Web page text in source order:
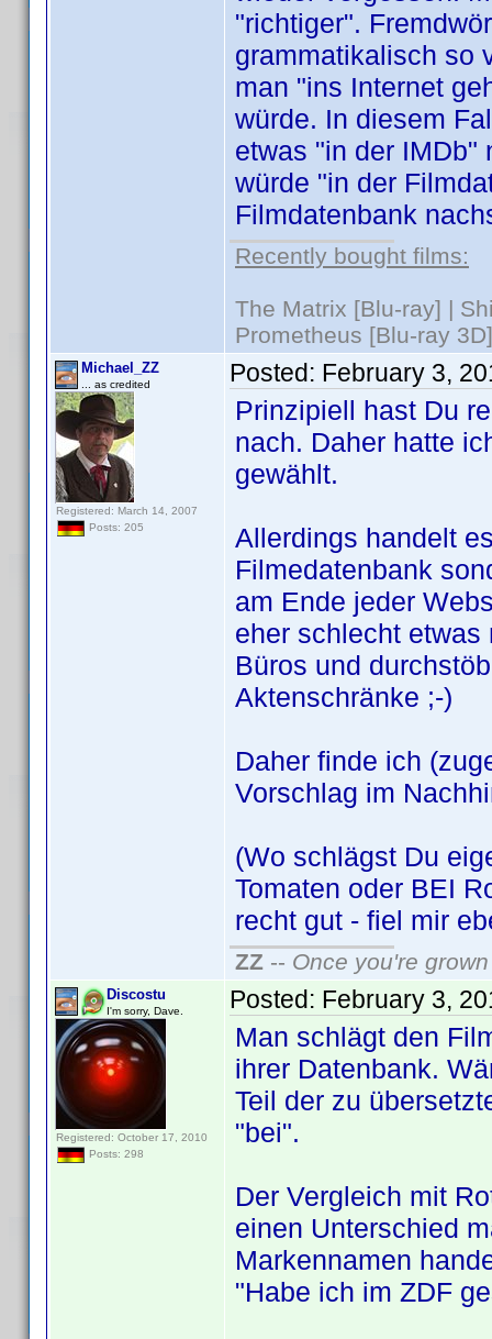
"richtiger".
grammatikalisch so
man "ins Internet
würde. In diesem
etwas "in der IMDb"
würde "in der
Filmdatenbank
Recently bought films:
The Matrix [Blu-ray] |
Prometheus [Blu-ray
Michael_ZZ
... as credited
Registered: March 14, 2007
Posts: 205
Posted: February 3,
Prinzipiell hast Du
nach. Daher hatte
gewählt.
Allerdings handelt
Filmedatenbank
am Ende jeder
eher schlecht
Büros und
Aktenschränke ;-)
Daher finde ich
Vorschlag im
(Wo schlägst Du
Tomaten oder BEI
recht gut - fiel mir
ZZ -- Once you're
Discostu
I'm sorry, Dave.
Registered: October 17, 2010
Posts: 298
Posted: February 3,
Man schlägt den
ihrer Datenbank.
Teil der zu
"bei".
Der Vergleich mit
einen Unterschied
Markennamen
"Habe ich im ZDF